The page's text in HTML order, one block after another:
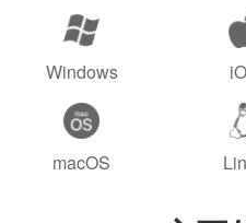
Windows
macOS